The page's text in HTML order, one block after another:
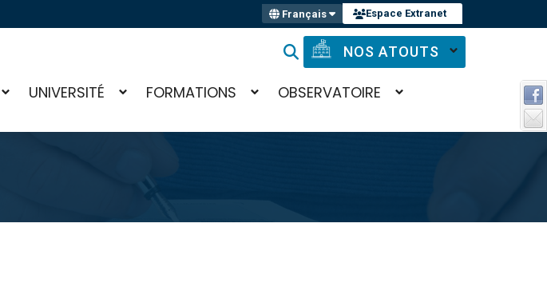
Français Espace Extranet
NOS ATOUTS
UNIVERSITÉ FORMATIONS OBSERVATOIRE